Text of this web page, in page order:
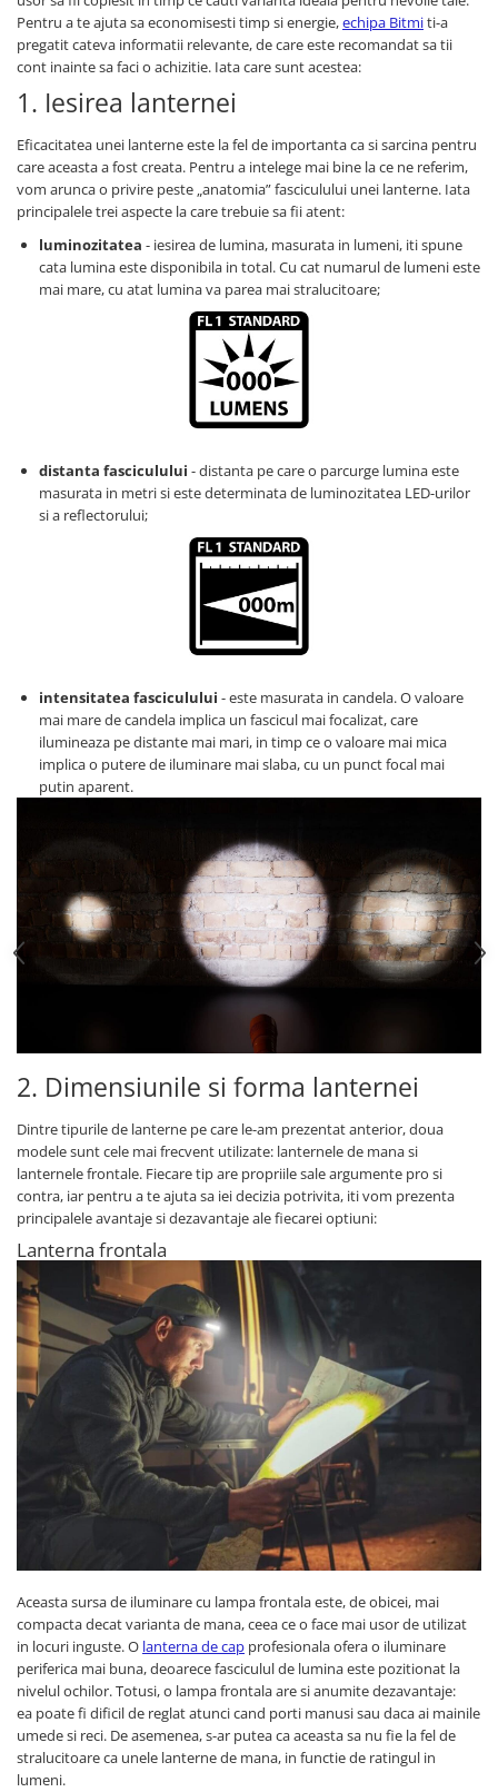
Pentru a te ajuta sa economisesti timp si energie,echipa Bitmiti-a
pregatit cateva informatii relevante, de care este recomandat sa tii
cont inainte sa faci o achizitie. Iata care sunt acestea:
1. Iesirea lanternei
Eficacitatea unei lanterne este la fel de importanta ca si sarcina pentru
care aceasta a fost creata. Pentru a intelege mai bine la ce ne referim,
vom arunca o privire peste „anatomia” fasciculului unei lanterne. Iata
principalele trei aspecte la care trebuie sa fii atent:
luminozitatea - iesirea de lumina, masurata in lumeni, iti spune
cata lumina este disponibila in total. Cu cat numarul de lumeni este
mai mare, cu atat lumina va parea mai stralucitoare;
distanta fasciculului - distanta pe care o parcurge lumina este
masurata in metri si este determinata de luminozitatea LED-urilor
si a reflectorului;
intensitatea fasciculului - este masurata in candela. O valoare
mai mare de candela implica un fascicul mai focalizat, care
ilumineaza pe distante mai mari, in timp ce o valoare mai mica
implica o putere de iluminare mai slaba, cu un punct focal mai
putin aparent.
2. Dimensiunile si forma lanternei
Dintre tipurile de lanterne pe care le-am prezentat anterior, doua
modele sunt cele mai frecvent utilizate: lanternele de mana si
lanternele frontale. Fiecare tip are propriile sale argumente pro si
contra, iar pentru a te ajuta sa iei decizia potrivita, iti vom prezenta
principalele avantaje si dezavantaje ale fiecarei optiuni:
Lanterna frontala
Aceasta sursa de iluminare cu lampa frontala este, de obicei, mai
compacta decat varianta de mana, ceea ce o face mai usor de utilizat
in locuri inguste. O lanterna de cap profesionala ofera o iluminare
periferica mai buna, deoarece fasciculul de lumina este pozitionat la
nivelul ochilor. Totusi, o lampa frontala are si anumite dezavantaje:
ea poate fi dificil de reglat atunci cand porti manusi sau daca ai mainile
umede si reci. De asemenea, s-ar putea ca aceasta sa nu fie la fel de
stralucitoare ca unele lanterne de mana, in functie de ratingul in
lumeni.